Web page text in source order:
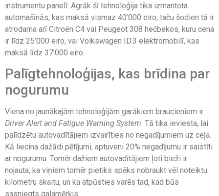
instrumentu panelī. Agrāk šī tehnoloģija tika izmantota
automašīnās, kas maksā vismaz 40’000 eiro, taču šodien tā ir
atrodama arī Citroën C4 vai Peugeot 308 hečbekos, kuru cena
ir līdz 25’000 eiro, vai Volkswagen ID.3 elektromobilī, kas
maksā līdz 37’000 eiro.
Palīgtehnoloģijas, kas brīdina par
nogurumu
Viena no jaunākajām tehnoloģijām garākiem braucieniem ir
Driver Alert and Fatigue Warning System. Tā tika ieviesta, lai
palīdzētu autovadītājiem izvairīties no negadījumiem uz ceļa.
Kā liecina dažādi pētījumi, aptuveni 20% negadījumu ir saistīti
ar nogurumu. Tomēr dažiem autovadītājiem ļoti bieži ir
nojauta, ka viņiem tomēr pietiks spēks nobraukt vēl noteiktu
kilometru skaitu, un ka atpūsties varēs tad, kad būs
sasniegts galamērķis.